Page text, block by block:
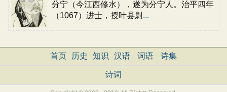
分宁（今江西修水），遂为分宁人。治平四年
（1067）进士，授叶县尉...
首页 历史 知识 汉语 词语 诗集
诗词